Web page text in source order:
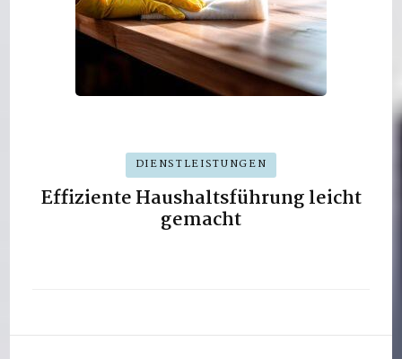
DIENSTLEISTUNGEN
Effiziente Haushaltsführung leicht
gemacht